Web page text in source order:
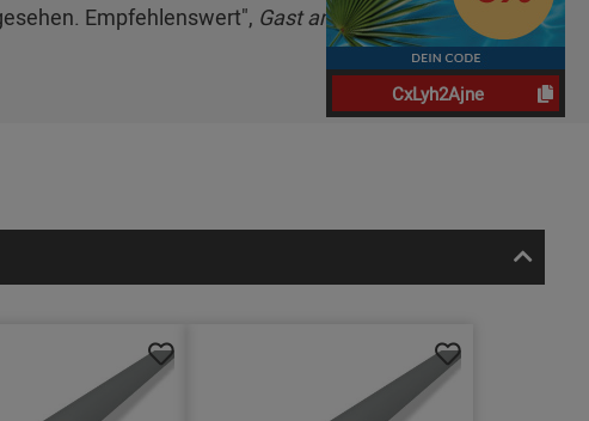
Empfehlenswert", Gast am 02.06.2026
CxLyh2Ajne